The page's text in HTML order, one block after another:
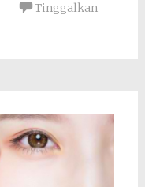
Tinggalkan